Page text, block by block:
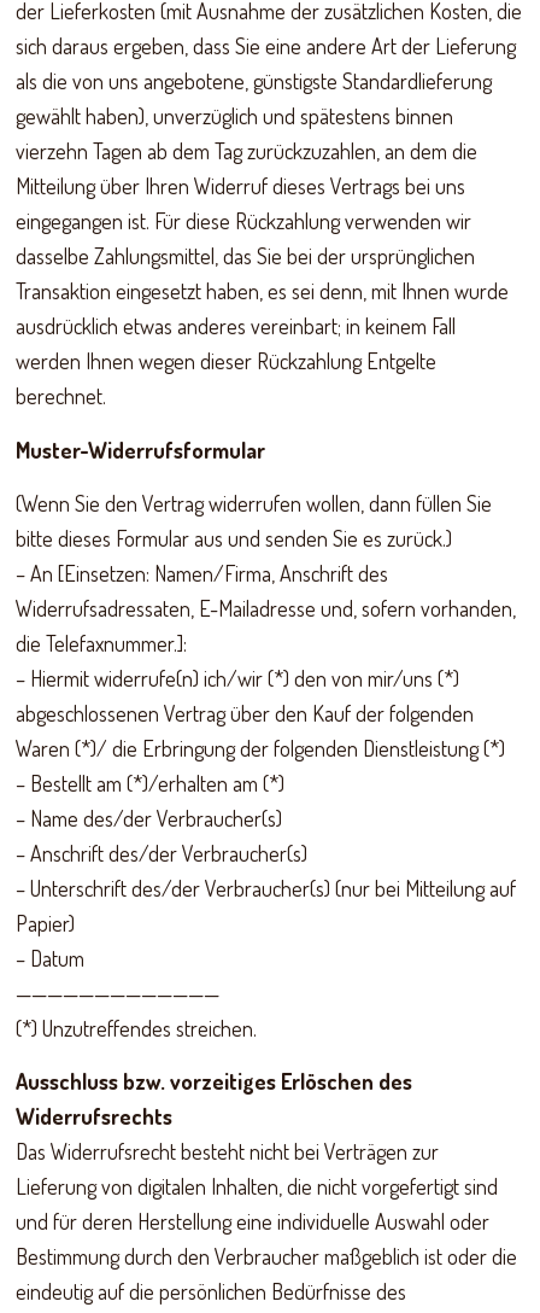
der Lieferkosten (mit Ausnahme der zusätzlichen Kosten, die
sich daraus ergeben, dass Sie eine andere Art der Lieferung
als die von uns angebotene, günstigste Standardlieferung
gewählt haben), unverzüglich und spätestens binnen
vierzehn Tagen ab dem Tag zurückzuzahlen, an dem die
Mitteilung über Ihren Widerruf dieses Vertrags bei uns
eingegangen ist. Für diese Rückzahlung verwenden wir
dasselbe Zahlungsmittel, das Sie bei der ursprünglichen
Transaktion eingesetzt haben, es sei denn, mit Ihnen wurde
ausdrücklich etwas anderes vereinbart; in keinem Fall
werden Ihnen wegen dieser Rückzahlung Entgelte
berechnet.
Muster-Widerrufsformular
(Wenn Sie den Vertrag widerrufen wollen, dann füllen Sie
bitte dieses Formular aus und senden Sie es zurück.)
– An [Einsetzen: Namen/Firma, Anschrift des
Widerrufsadressaten, E-Mailadresse und, sofern vorhanden,
die Telefaxnummer.]:
– Hiermit widerrufe(n) ich/wir (*) den von mir/uns (*)
abgeschlossenen Vertrag über den Kauf der folgenden
Waren (*)/ die Erbringung der folgenden Dienstleistung (*)
– Bestellt am (*)/erhalten am (*)
– Name des/der Verbraucher(s)
– Anschrift des/der Verbraucher(s)
– Unterschrift des/der Verbraucher(s) (nur bei Mitteilung auf
Papier)
– Datum
—————————————
(*) Unzutreffendes streichen.
Ausschluss bzw. vorzeitiges Erlöschen des
Widerrufsrechts
Das Widerrufsrecht besteht nicht bei Verträgen zur
Lieferung von digitalen Inhalten, die nicht vorgefertigt sind
und für deren Herstellung eine individuelle Auswahl oder
Bestimmung durch den Verbraucher maßgeblich ist oder die
eindeutig auf die persönlichen Bedürfnisse des